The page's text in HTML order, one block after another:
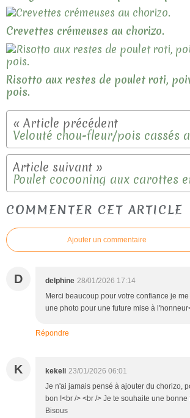
Crevettes crémeuses au chorizo.
Risotto aux restes de poulet roti,
pois.
Velouté chou-fleur/pois cassés
Poulet cocooning aux carottes
COMMENTER CET ARTICLE
Ajouter un commentaire
D delphine 28/01/2026 17:14
Merci beaucoup pour votre confiance je
une photo pour une future mise à
Répondre
K kekeli 23/01/2026 06:01
Je n'ai jamais pensé à ajouter du chorizo,
bon !<br /> <br /> Je te souhaite une bonne
Bisous